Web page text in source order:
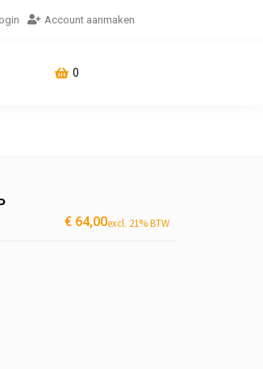
Account aanmaken
0
€64,00excl. 21% BTW